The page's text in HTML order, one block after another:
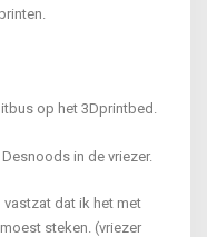
op het 3Dprintbed.
in de vriezer.
dat ik het met
steken. (vriezer